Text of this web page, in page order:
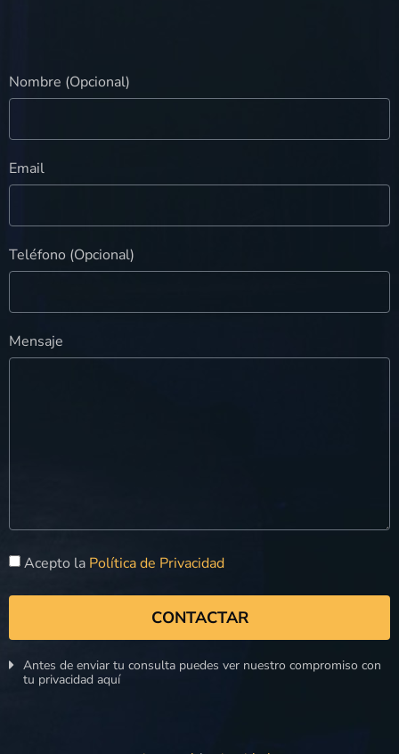
Nombre (Opcional)
Email
Teléfono (Opcional)
Mensaje
Acepto la Política de Privacidad
CONTACTAR
Antes de enviar tu consulta puedes ver nuestro compromiso con
tu privacidad aquí